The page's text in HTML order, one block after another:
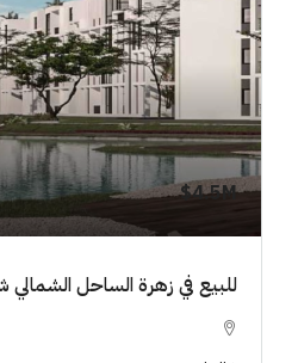
4.5M$
للبيع في زهرة الساحل الشمالي